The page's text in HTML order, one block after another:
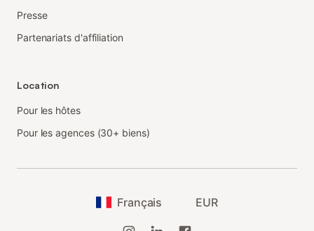
Presse
Partenariats d'affiliation
Location
Pour les hôtes
Pour les agences (30+ biens)
Français EUR